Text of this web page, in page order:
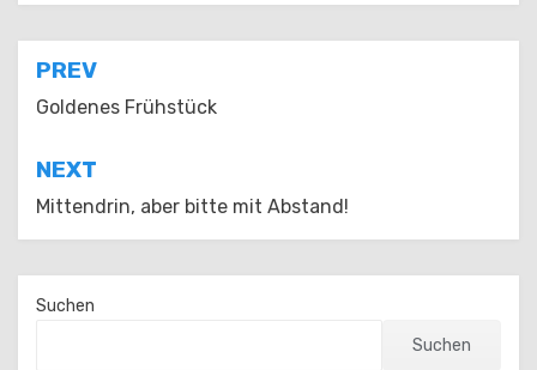
Beitragsnavigation
PREV
Goldenes Frühstück
NEXT
Mittendrin, aber bitte mit Abstand!
Suchen
Suchen